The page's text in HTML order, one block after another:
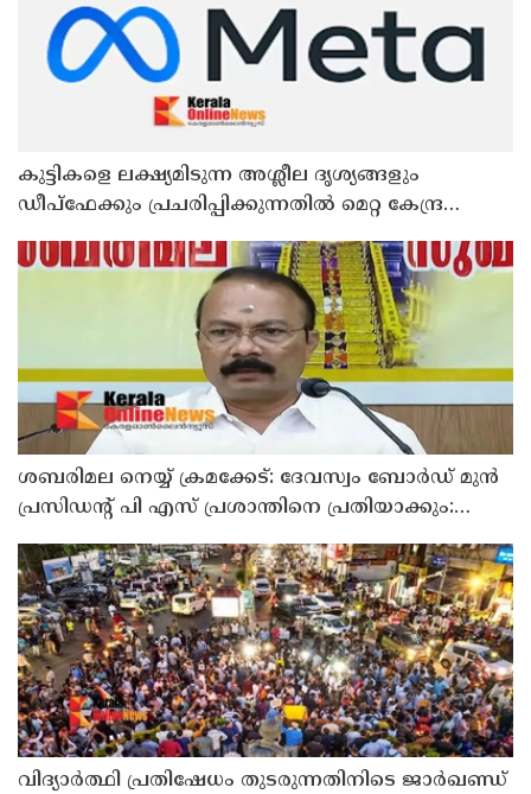
കുട്ടികളെ ലക്ഷ്യമിടുന്ന അശ്ലീല ദൃശ്യങ്ങളും
ഡീപ്ഫേക്കും പ്രചരിപ്പിക്കുന്നതില്‍ മെറ്റ കേന്ദ്രത്തോട്
ശബരിമല നെയ്യ് ക്രമക്കേട്: ദേവസ്വം ബോര്‍ഡ് മുന്‍
പ്രസിഡന്റ് പി എസ് പ്രശാന്തിനെ പ്രതിയാക്കും:
വിദ്യാര്‍ത്ഥി പ്രതിഷേധം തുടരുന്നതിനിടെ ജാര്‍ഖണ്ഡ്